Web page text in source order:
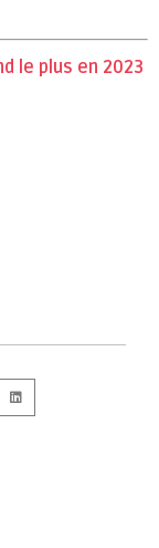
le plus en 2023